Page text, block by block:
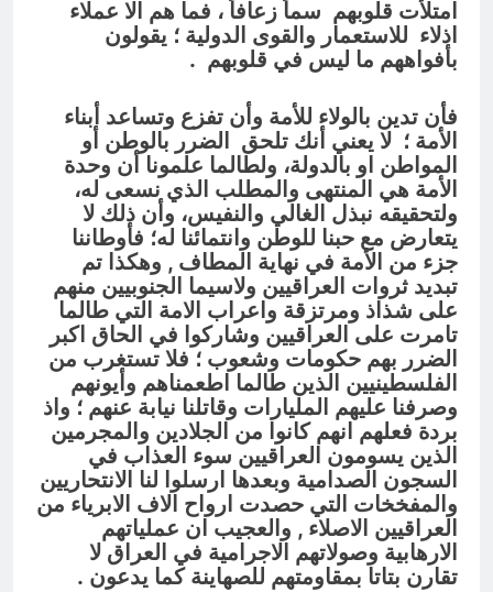
امتلأت قلوبهم سماً زعافاً ، فما هم الا عملاء
اذلاء للاستعمار والقوى الدولية ؛ يقولون
بأفواههم ما ليس في قلوبهم .
فأن تدين بالولاء للأمة وأن تفزع وتساعد أبناء
الأمة ؛ لا يعني أنك تلحق الضرر بالوطن أو
المواطن او بالدولة، ولطالما علمونا أن وحدة
الأمة هي المنتهى والمطلب الذي نسعى له،
ولتحقيقه نبذل الغالي والنفيس، وأن ذلك لا
يتعارض مع حبنا للوطن وانتمائنا له؛ فأوطاننا
جزء من الأمة في نهاية المطاف , وهكذا تم
تبديد ثروات العراقيين ولاسيما الجنوبيين منهم
على شذاذ ومرتزقة واعراب الامة التي طالما
تامرت على العراقيين وشاركوا في الحاق اكبر
الضرر بهم حكومات وشعوب ؛ فلا تستغرب من
الفلسطينيين الذين طالما اطعمناهم وأيونهم
وصرفنا عليهم المليارات وقاتلنا نيابة عنهم ؛ واذ
بردة فعلهم انهم كانوا من الجلادين والمجرمين
الذين يسومون العراقيين سوء العذاب في
السجون الصدامية وبعدها ارسلوا لنا الانتحاريين
والمفخخات التي حصدت ارواح الاف الابرياء من
العراقيين الاصلاء , والعجيب ان عملياتهم
الارهابية وصولاتهم الاجرامية في العراق لا
تقارن بتاتا بمقاومتهم للصهاينة كما يدعون .